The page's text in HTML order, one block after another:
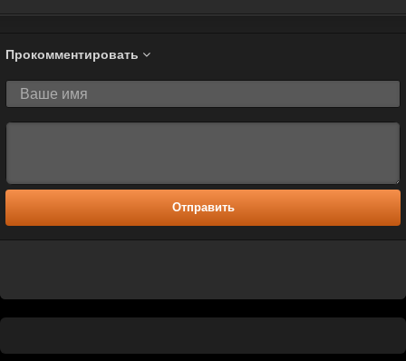
Прокомментировать
Отправить